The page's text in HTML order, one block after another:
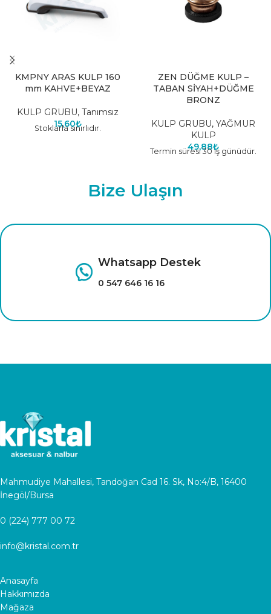
KMPNY ARAS KULP 160
mm KAHVE+BEYAZ
KULP GRUBU, Tanımsız
15,60₺
Stoklarla sınırlıdır.
ZEN DÜĞME KULP –
TABAN SİYAH+DÜĞME
BRONZ
KULP GRUBU, YAĞMUR
KULP
49,88₺
Termin süresi 30 iş günüdür.
Bize Ulaşın
Whatsapp Destek
0 547 646 16 16
Mahmudiye Mahallesi, Tandoğan Cad 16. Sk, No:4/B, 16400
İnegöl/Bursa
0 (224) 777 00 72
info@kristal.com.tr
Anasayfa
Hakkımızda
Mağaza